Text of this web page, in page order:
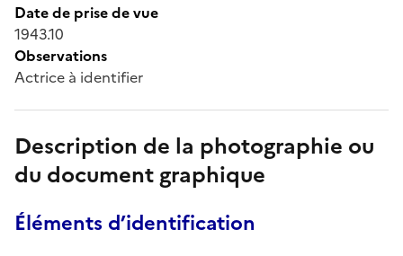
Date de prise de vue
1943.10
Observations
Actrice à identifier
Description de la photographie ou
du document graphique
Éléments d’identification